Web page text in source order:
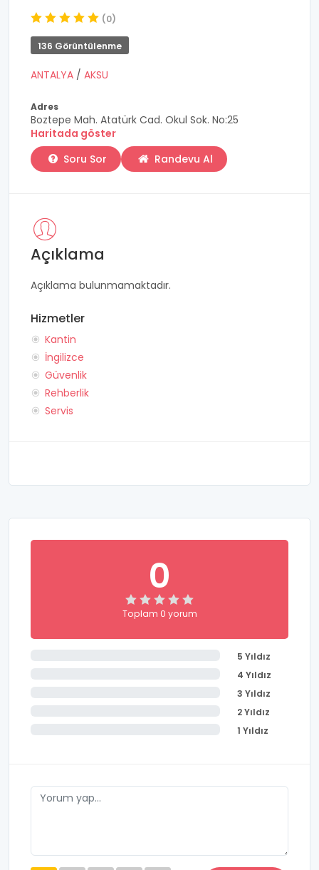
(0)
136 Görüntülenme
ANTALYA / AKSU
Adres
Boztepe Mah. Atatürk Cad. Okul Sok. No:25
Haritada göster
Soru Sor
Randevu Al
Açıklama
Açıklama bulunmamaktadır.
Hizmetler
Kantin
İngilizce
Güvenlik
Rehberlik
Servis
0
Toplam 0 yorum
5 Yıldız
4 Yıldız
3 Yıldız
2 Yıldız
1 Yıldız